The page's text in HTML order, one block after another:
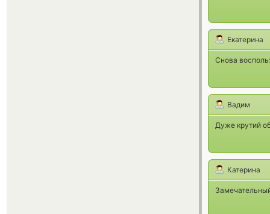
Екатерина
Снова
Вадим
Дуже крутий
Катерина